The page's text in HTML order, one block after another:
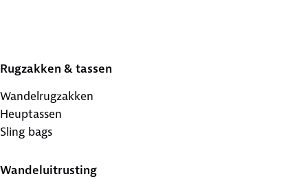
Rugzakken & tassen
Wandelrugzakken
Heuptassen
Sling bags
Wandeluitrusting